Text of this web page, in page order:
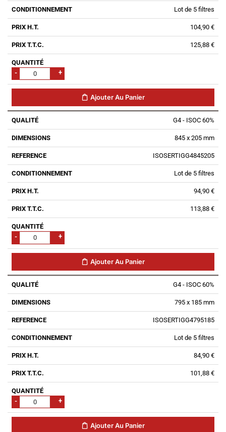
Lot de 5 filtres
104,90 €
125,88 €
- +
Ajouter Au Panier
G4 - ISOC 60%
845 x 205 mm
ISOSERTIGG4845205
Lot de 5 filtres
94,90 €
113,88 €
- +
Ajouter Au Panier
G4 - ISOC 60%
795 x 185 mm
ISOSERTIGG4795185
Lot de 5 filtres
84,90 €
101,88 €
- +
Ajouter Au Panier